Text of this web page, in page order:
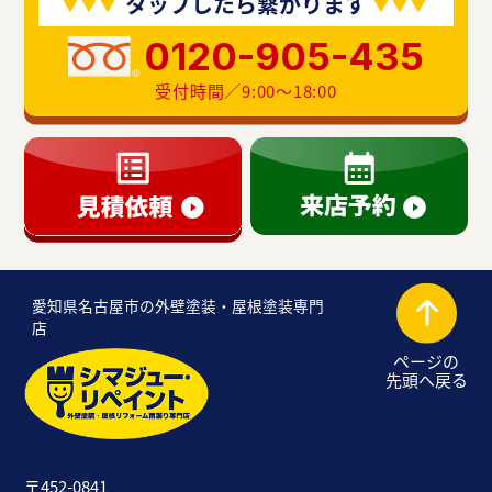
0120-905-435
受付時間／9:00〜18:00
ページの
先頭へ戻る
愛知県名古屋市の外壁塗装・屋根塗装専門
店
〒452-0841